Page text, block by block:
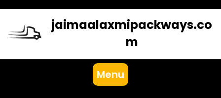
content
jaimaalaxmipackways.co
m
Menu